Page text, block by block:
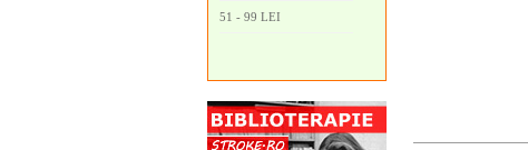
51 - 99 LEI